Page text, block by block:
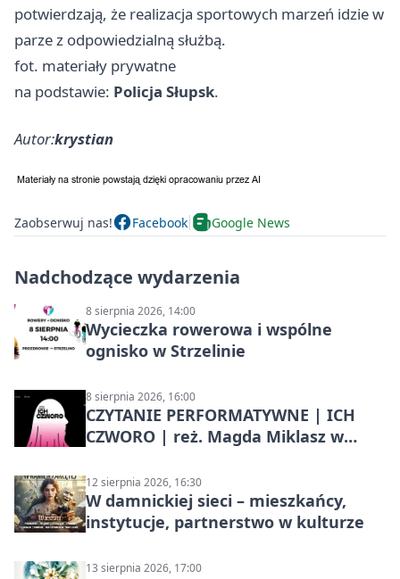
potwierdzają, że realizacja sportowych marzeń idzie w
parze z odpowiedzialną służbą.
fot. materiały prywatne
na podstawie: Policja Słupsk.
Autor:krystian
Zaobserwuj nas! Facebook Google News
Nadchodzące wydarzenia
8 sierpnia 2026, 14:00
Wycieczka rowerowa i wspólne
ognisko w Strzelinie
8 sierpnia 2026, 16:00
CZYTANIE PERFORMATYWNE | ICH
CZWORO | reż. Magda Miklasz w
12 sierpnia 2026, 16:30
W damnickiej sieci – mieszkańcy,
instytucje, partnerstwo w kulturze
13 sierpnia 2026, 17:00